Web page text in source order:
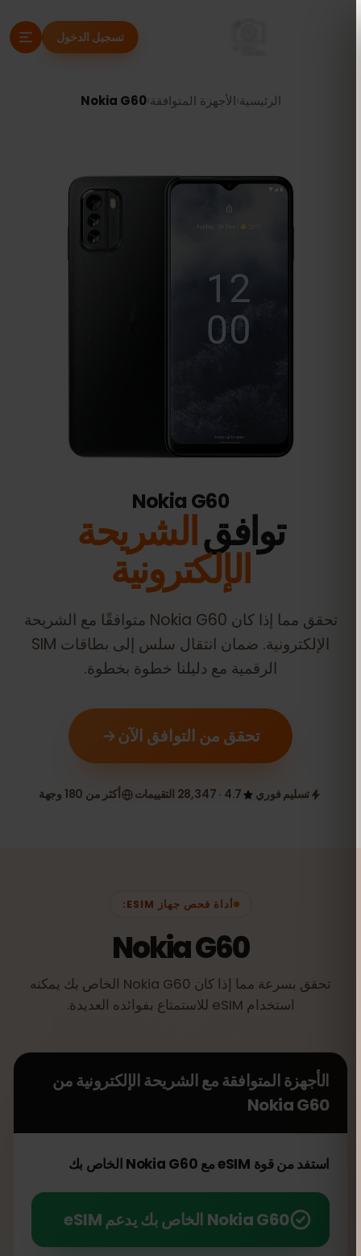
تسجيل الدخول
الرئيسية›الأجهزة المتوافقة›
Nokia G60
Nokia G60
توافقالشريحة
الإلكترونية
تحقق مما إذا كان Nokia G60 متوافقًا مع الشريحة
الإلكترونية. ضمان انتقال سلس إلى بطاقات SIM
الرقمية مع دليلنا خطوة بخطوة.
تحقق من التوافق الآن
تسليم فوري 4.7 · 28,347 التقييمات أكثر من 180 وجهة
أداة فحص جهاز ESIM:
Nokia G60
تحقق بسرعة مما إذا كان Nokia G60 الخاص بك يمكنه
استخدام eSIM للاستمتاع بفوائده العديدة.
الأجهزة المتوافقة مع الشريحة الإلكترونية من
Nokia G60
استفد من قوة eSIM مع Nokia G60 الخاص بك
Nokia G60 الخاص بك يدعم eSIM